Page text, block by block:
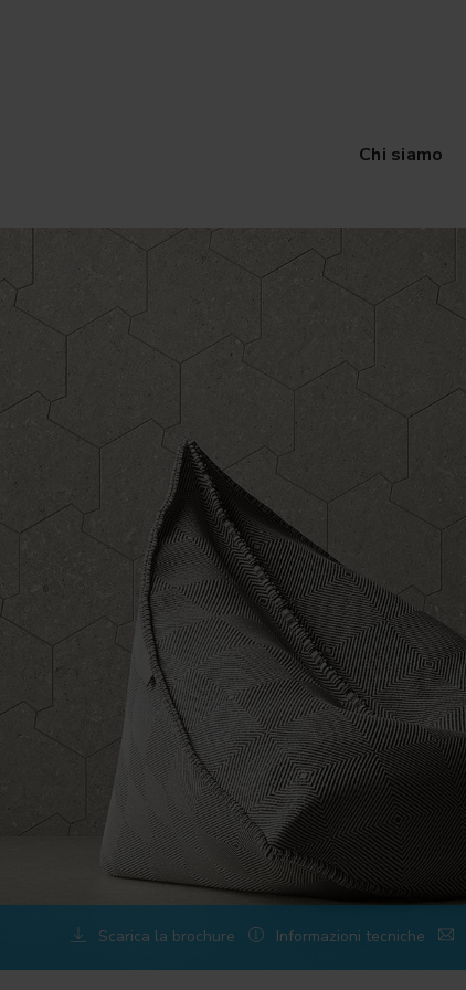
Chi siamo
Scarica la brochure Informazioni tecniche